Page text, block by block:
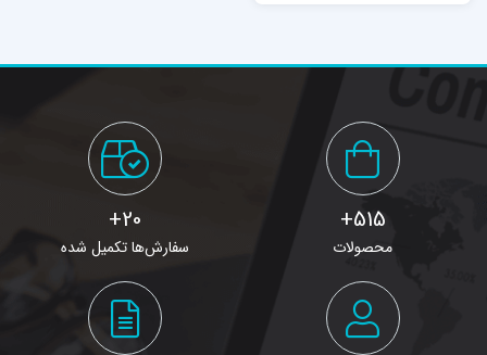
515+
محصولات
20+
سفارش‌ها تکمیل شده